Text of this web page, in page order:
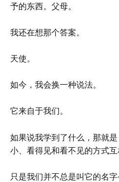
予的东西。父母。
我还在想那个答案。
天使。
如今，我会换一种说法。
它来自于我们。
如果说我学到了什么，那就
小、看得见和看不见的方式互
只是我们并不总是叫它的名